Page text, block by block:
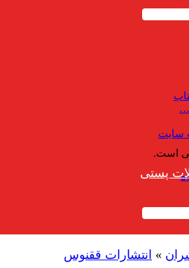
است.
…
سایت
پستی
» انتشارات ققنوس